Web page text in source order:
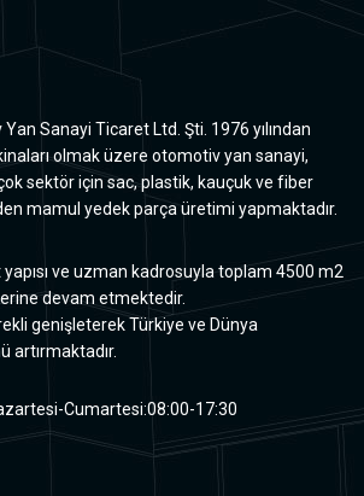
Sanayi Ticaret Ltd. Şti. 1976 yılından
olmak üzere otomotiv yan sanayi,
sektör için sac, plastik, kauçuk ve fiber
mamul yedek parça üretimi yapmaktadır.
ve uzman kadrosuyla toplam 4500 m2
devam etmektedir.
genişleterek Türkiye ve Dünya
artırmaktadır.
Cumartesi:08:00-17:30